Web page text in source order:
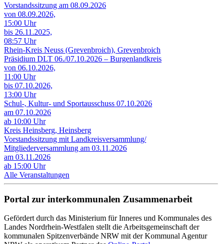
Vorstandssitzung am 08.09.2026
von 08.09.2026,
15:00 Uhr
bis 26.11.2025,
08:57 Uhr
Rhein-Kreis Neuss (Grevenbroich), Grevenbroich
Präsidium DLT 06./07.10.2026 – Burgenlandkreis
von 06.10.2026,
11:00 Uhr
bis 07.10.2026,
13:00 Uhr
Schul-, Kultur- und Sportausschuss 07.10.2026
am 07.10.2026
ab 10:00 Uhr
Kreis Heinsberg, Heinsberg
Vorstandssitzung mit Landkreisversammlung/
Mitgliederversammlung am 03.11.2026
am 03.11.2026
ab 15:00 Uhr
Alle Veranstaltungen
Portal zur interkommunalen Zusammenarbeit
Gefördert durch das Ministerium für Inneres und Kommunales des
Landes Nordrhein-Westfalen stellt die Arbeitsgemeinschaft der
kommunalen Spitzenverbände NRW mit der Kommunal Agentur